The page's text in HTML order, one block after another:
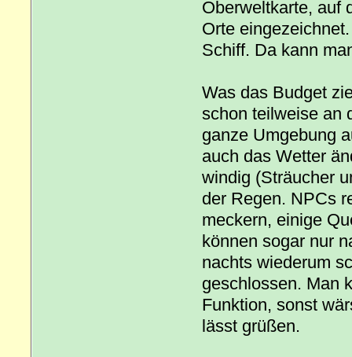
Oberweltkarte, auf
Orte
Schiff. Da kann
Was das Budget
schon teilweise an
ganze Umgebung
auch das Wetter
windig (Sträucher
der Regen. NPCs
meckern, einige
können sogar nur
nachts wiederum
geschlossen. Man
Funktion, sonst
lässt grüßen.